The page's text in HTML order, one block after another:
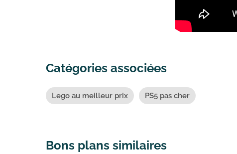
Catégories associées
Lego au meilleur prix PS5 pas cher
Bons plans similaires